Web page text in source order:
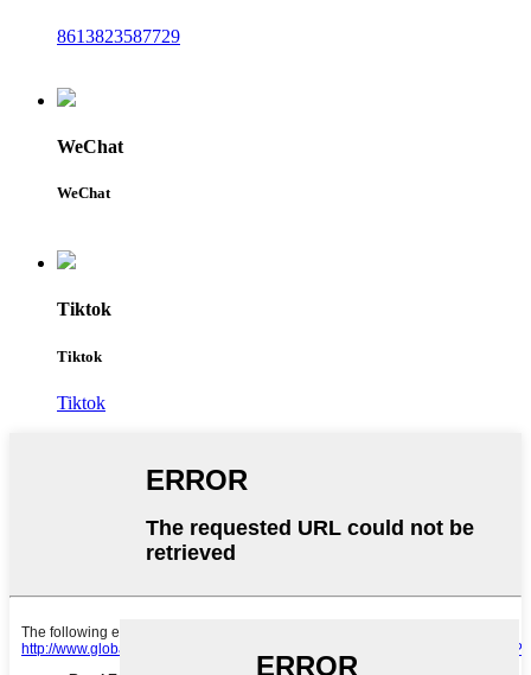
8613823587729
WeChat
WeChat
Tiktok
Tiktok
Tiktok